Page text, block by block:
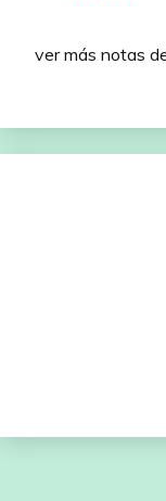
ver más notas